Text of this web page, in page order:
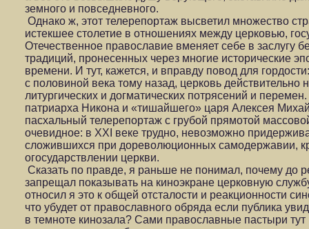
земного и повседневного.
Однако ж, этот телерепортаж высветил множество
истекшее столетие в отношениях между церковью,
Отечественное православие вменяет себе в заслугу
традиций, пронесенных через многие исторические
времени. И тут, кажется, и вправду повод для
с половиной века тому назад, церковь действительно
литургических и догматических потрясений и
патриарха Никона и «тишайшего» царя Алексея
пасхальный телерепортаж с грубой прямотой
очевидное: в XXI веке трудно, невозможно
сложившихся при дореволюционных самодержавии,
огосударствлении церкви.
Сказать по правде, я раньше не понимал, почему до
запрещал показывать на киноэкране церковную
относил я это к общей отсталости и реакционности
что убудет от православного обряда если публика
в темноте кинозала? Сами православные пастыри тут